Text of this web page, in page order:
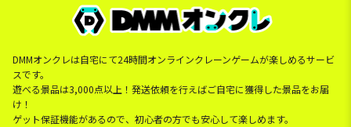
DMMオンクレは自宅にて24時間オンラインクレーンゲームが楽しめるサービ
スです。
遊べる景品は3,000点以上！発送依頼を行えばご自宅に獲得した景品をお届
け！
ゲット保証機能があるので、初心者の方でも安心して楽しめます。